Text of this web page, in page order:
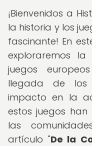
¡Bienvenidos a
la historia y los
fascinante! En
exploraremos
juegos
llegada de los
impacto en la
estos juegos
las
artículo "De la